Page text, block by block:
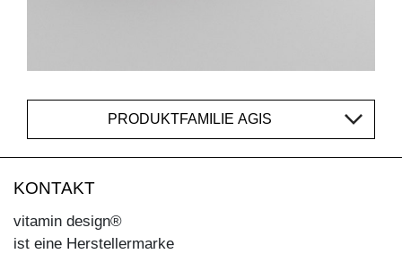
PRODUKTFAMILIE AGIS
KONTAKT
vitamin design®
ist eine Herstellermarke